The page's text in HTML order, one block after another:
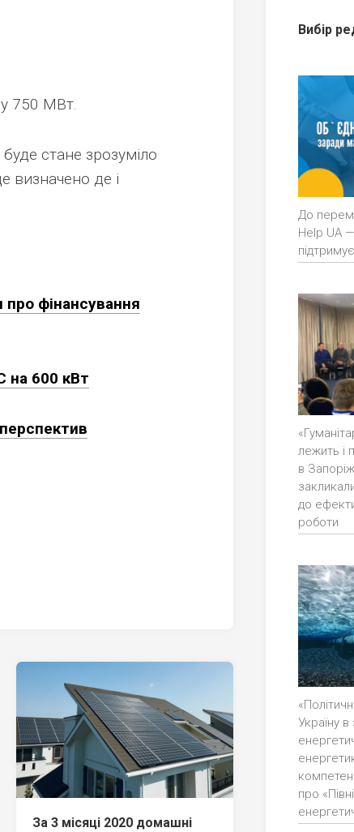
750 МВт.
стане зрозуміло
визначено де і
фінансування
на 600 кВт
За 3 місяці 2020 домашні
Вибір
До
Help UA
лежить і
в
до
роботи
Україну в
про